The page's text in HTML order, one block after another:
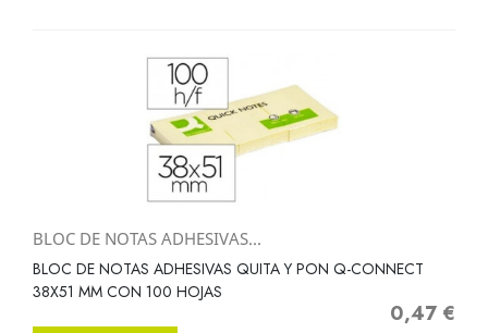
BLOC DE NOTAS ADHESIVAS...
BLOC DE NOTAS ADHESIVAS QUITA Y PON Q-CONNECT
38X51 MM CON 100 HOJAS
Precio
0,47 €